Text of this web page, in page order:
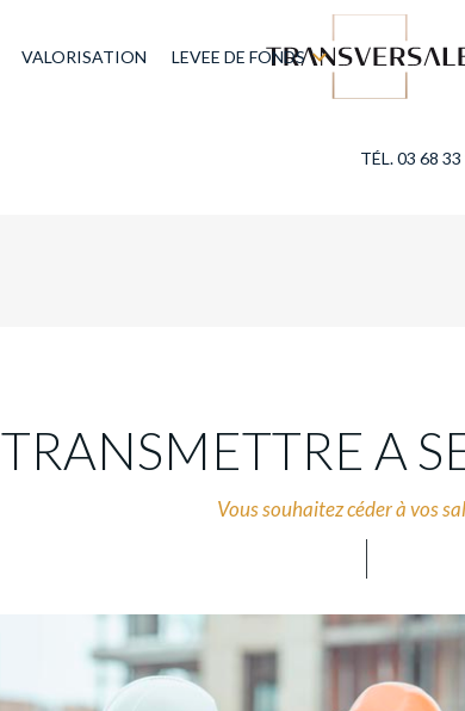
VALORISATION LEVEE DE FONDS
TÉL. 03 68
TRANSMETTRE A
Vous souhaitez céder à vos